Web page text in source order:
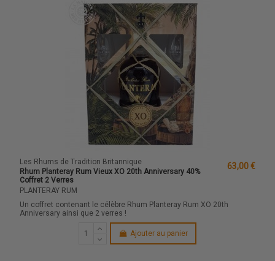
Les Rhums de Tradition Britannique
Rhum Planteray Rum Vieux XO 20th Anniversary 40%
Coffret 2 Verres
PLANTERAY RUM
63,00 €
Un coffret contenant le célèbre Rhum Planteray Rum XO 20th
Anniversary ainsi que 2 verres !
Ajouter au panier